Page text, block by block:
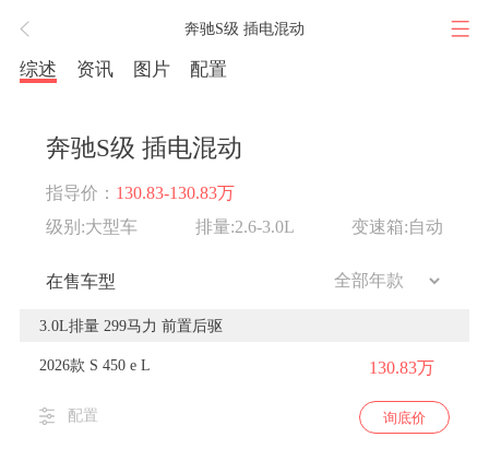
奔驰S级 插电混动
综述 资讯 图片 配置
奔驰S级 插电混动
指导价： 130.83-130.83万
级别:大型车
排量:2.6-3.0L 变速箱:自动
在售车型
3.0L排量 299马力 前置后驱
2026款 S 450 e L 130.83万
配置 询底价